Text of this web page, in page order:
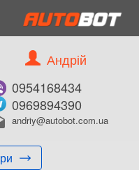
Андрій
0954168434
0969894390
andriy@autobot.com.ua